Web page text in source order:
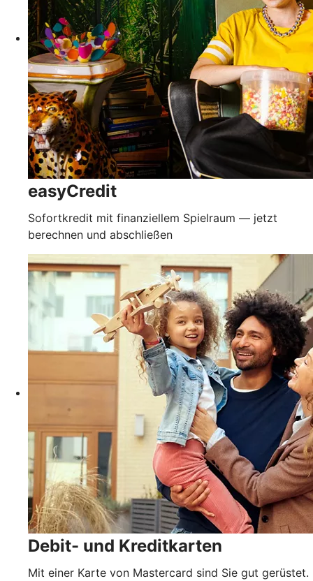
easyCredit
Sofortkredit mit finanziellem Spielraum — jetzt
berechnen und abschließen
Debit- und Kreditkarten
Mit einer Karte von Mastercard sind Sie gut gerüstet.